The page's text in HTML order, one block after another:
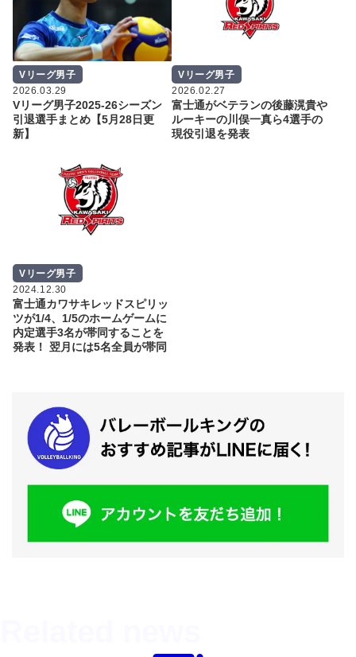
Vリーグ男子
2026.03.29
Vリーグ男子2025-26シーズン
引退選手まとめ【5月28日更
新】
Vリーグ男子
2026.02.27
富士通がベテランの後藤滉貴や
ルーキーの川俣一真ら4選手の
現役引退を発表
Vリーグ男子
2024.12.30
富士通カワサキレッドスピリッ
ツが1/4、1/5のホームゲームに
内定選手3名が帯同することを
発表！ 翌月には5名全員が帯同